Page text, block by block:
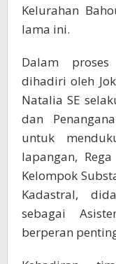
Kelurahan
lama ini.
Dalam
dihadiri oleh
Natalia SE
dan
untuk
lapangan,
Kelompok
Kadastral,
sebagai
berperan